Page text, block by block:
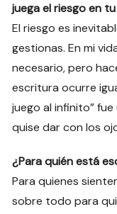
juega el riesgo en
El riesgo es
gestionas. En mi
necesario, pero
escritura ocurre
juego al infinito”
quise dar con los
¿Para quién está
Para quienes
sobre todo para